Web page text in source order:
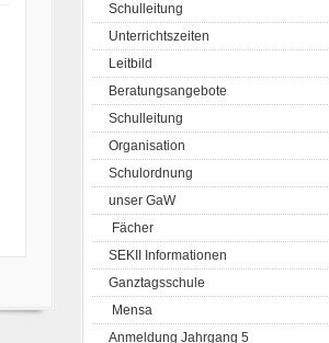
Schulleitung
Unterrichtszeiten
Leitbild
Beratungsangebote
Schulleitung
Organisation
Schulordnung
unser GaW
Fächer
SEKII Informationen
Ganztagsschule
Mensa
Anmeldung Jahrgang 5